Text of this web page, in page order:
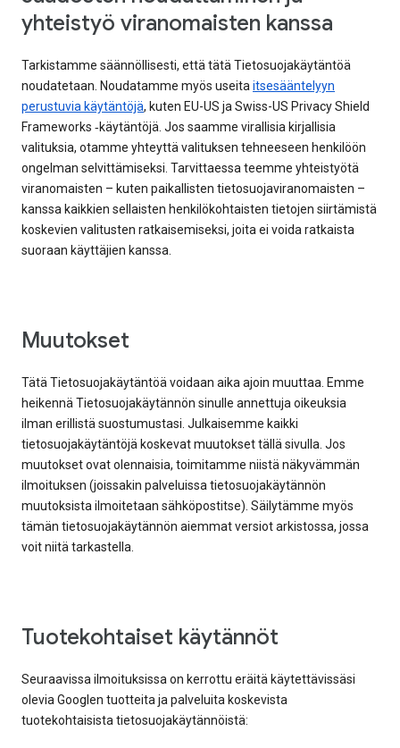
yhteistyö viranomaisten kanssa
Tarkistamme säännöllisesti, että tätä Tietosuojakäytäntöä
noudatetaan. Noudatamme myös useitaitsesääntelyyn
perustuvia käytäntöjä, kuten EU-US ja Swiss-US Privacy Shield
Frameworks ‑käytäntöjä. Jos saamme virallisia kirjallisia
valituksia, otamme yhteyttä valituksen tehneeseen henkilöön
ongelman selvittämiseksi. Tarvittaessa teemme yhteistyötä
viranomaisten – kuten paikallisten tietosuojaviranomaisten –
kanssa kaikkien sellaisten henkilökohtaisten tietojen siirtämistä
koskevien valitusten ratkaisemiseksi, joita ei voida ratkaista
suoraan käyttäjien kanssa.
Muutokset
Tätä Tietosuojakäytäntöä voidaan aika ajoin muuttaa. Emme
heikennä Tietosuojakäytännön sinulle annettuja oikeuksia
ilman erillistä suostumustasi. Julkaisemme kaikki
tietosuojakäytäntöjä koskevat muutokset tällä sivulla. Jos
muutokset ovat olennaisia, toimitamme niistä näkyvämmän
ilmoituksen (joissakin palveluissa tietosuojakäytännön
muutoksista ilmoitetaan sähköpostitse). Säilytämme myös
tämän tietosuojakäytännön aiemmat versiot arkistossa, jossa
voit niitä tarkastella.
Tuotekohtaiset käytännöt
Seuraavissa ilmoituksissa on kerrottu eräitä käytettävissäsi
olevia Googlen tuotteita ja palveluita koskevista
tuotekohtaisista tietosuojakäytännöistä: